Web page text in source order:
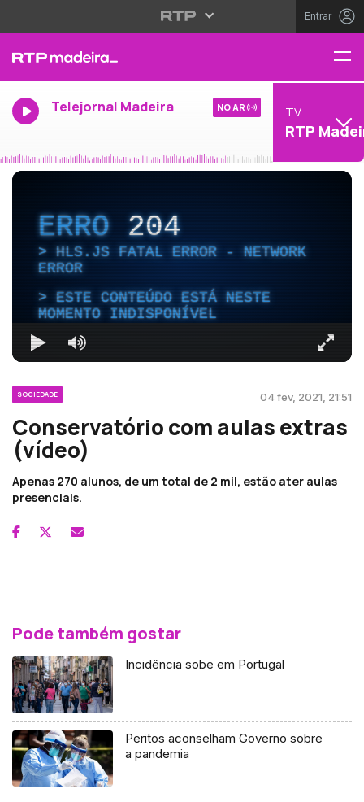
Entrar
Telejornal Madeira NO AR TV
RTP
ERRO204
HLS.JS FATAL ERROR - NETWORK
ERROR
ESTE CONTEÚDO ESTÁ NESTE
MOMENTO INDISPONÍVEL
SOCIEDADE 04 fev, 2021, 21:51
Conservatório com aulas extras
(vídeo)
Apenas 270 alunos, de um total de 2 mil, estão ater aulas
presenciais.
Pode também gostar
Incidência sobe em Portugal
Peritos aconselham Governo sobre
a pandemia